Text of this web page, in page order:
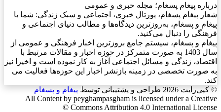
درباره پیغام پسغام؛ مجله خبری و عمومی
شعار پیغام پسغام، پورتال خبری، اجتماعی و سبک زندگی: شما با
پیغام و پسغام، به‌روزترین دیدگاه‌ها و مطالب دنیای اجتماعی و
فرهنگی را دنبال می‌کنید.
پیغام و پسغام، سیستم جامع بروزترین اخبار فرهنگی و عمومی از
سال 1403 به صورت متمرکز در حوزه اخبار و مقالات مرتبط با
اقتصاد، زندگی و مسائل اجتماعی آغاز به کار نموده است و اخیرا نیز
به صورت تخصصی در زمینه بازنشر اخبار این حوزه‌ها فعالیت می
کند.
© کپی‌رایت 2026
طراحی و پشتیبانی توسط پیغام و پسغام
All Content by peyghampasgham is licensed under a Creative
Commons Attribution 4.0 International License ©️